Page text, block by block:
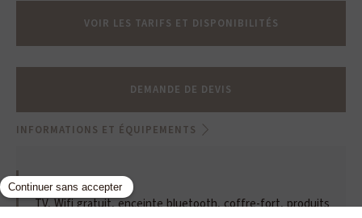
VOIR LES TARIFS ET DISPONIBILITÉS
DEMANDE DE DEVIS
INFORMATIONS ET ÉQUIPEMENTS
ÉQUIPEMENTS
TV, Wifi gratuit, enceinte bluetooth, coffre-fort, produits